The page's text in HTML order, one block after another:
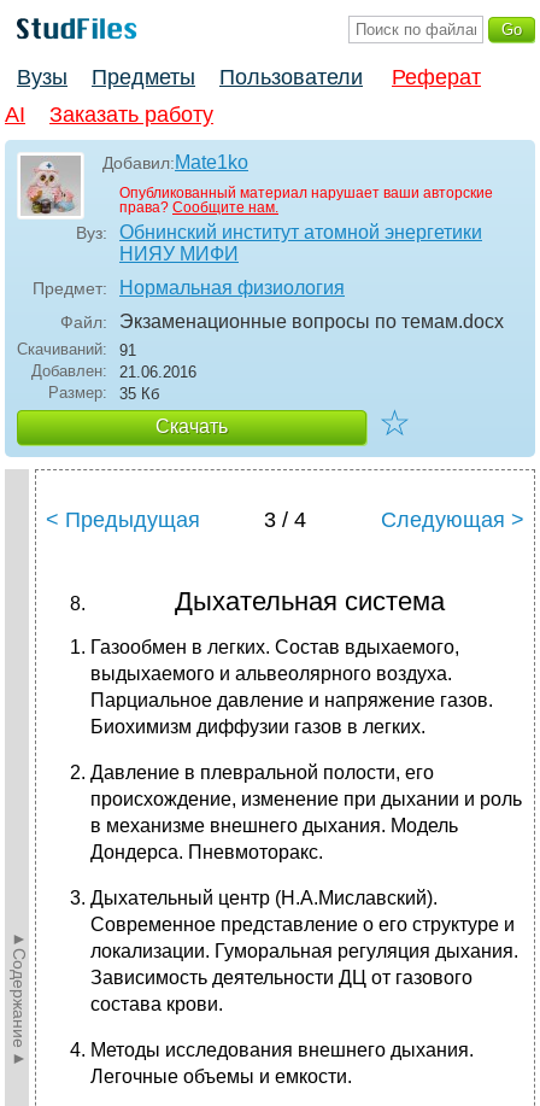
Вузы Предметы Пользователи
Реферат
AI
Заказать работу
Добавил:Mate1ko
Опубликованный материал нарушает ваши авторские
права? Сообщите нам.
Вуз:
Обнинский институт атомной энергетики
НИЯУ МИФИ
Предмет: Нормальная физиология
Файл: Экзаменационные вопросы по темам.docx
Скачиваний:
91
Добавлен:
21.06.2016
Размер:
35 Кб
Скачать ☆
►Содержание►
< Предыдущая 3 / 4 Следующая >
Дыхательная система
Газообмен в легких. Состав вдыхаемого,
выдыхаемого и альвеолярного воздуха.
Парциальное давление и напряжение газов.
Биохимизм диффузии газов в легких.
Давление в плевральной полости, его
происхождение, изменение при дыхании и роль
в механизме внешнего дыхания. Модель
Дондерса. Пневмоторакс.
Дыхательный центр (Н.А.Миславский).
Современное представление о его структуре и
локализации. Гуморальная регуляция дыхания.
Зависимость деятельности ДЦ от газового
состава крови.
Методы исследования внешнего дыхания.
Легочные объемы и емкости.